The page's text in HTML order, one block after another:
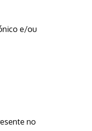
e/ou
no